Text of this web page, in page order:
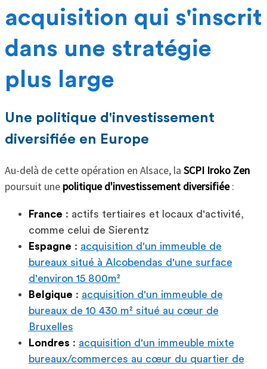
acquisition qui s'inscrit
dans une stratégie
plus large
Une politique d'investissement
diversifiée en Europe
Au-delà de cette opération en Alsace, la SCPI Iroko Zen
poursuit une politique d'investissement diversifiée:
France : actifs tertiaires et locaux d'activité,
comme celui de Sierentz
Espagne : acquisition d'un immeuble de
bureaux situé à Alcobendas d'une surface
d'environ 15 800m²
Belgique : acquisition d'un immeuble de
bureaux de 10 430 m² situé au cœur de
Bruxelles
Londres : acquisition d'un immeuble mixte
bureaux/commerces au cœur du quartier de